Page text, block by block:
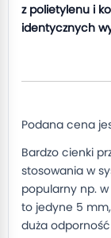
z polietylenu i
identycznych
Podana cena
Bardzo cienki
stosowania w
popularny np.
to jedyne 5
duża